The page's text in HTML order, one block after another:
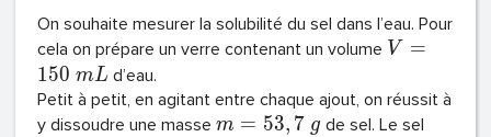
On souhaite mesurer la solubilité du sel dans l’eau. Pour
cela on prépare un verre contenant un volume V
=
150 mL d’eau.
Petit à petit, en agitant entre chaque ajout, on réussit à
y dissoudre une masse m = 53, 7 g de sel. Le sel